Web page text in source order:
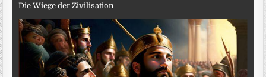
Die Wiege der Zivilisation